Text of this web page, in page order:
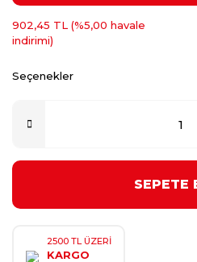
902,45 TL (%5,00 havale
indirimi)
Seçenekler
SEPETE
2500 TL ÜZERİ
KARGO